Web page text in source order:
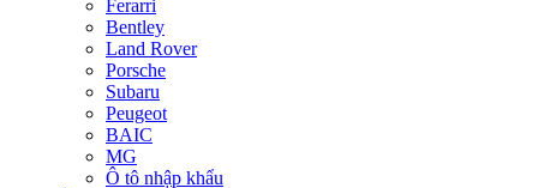
Ferarri
Bentley
Land Rover
Porsche
Subaru
Peugeot
BAIC
MG
Ô tô nhập khẩu